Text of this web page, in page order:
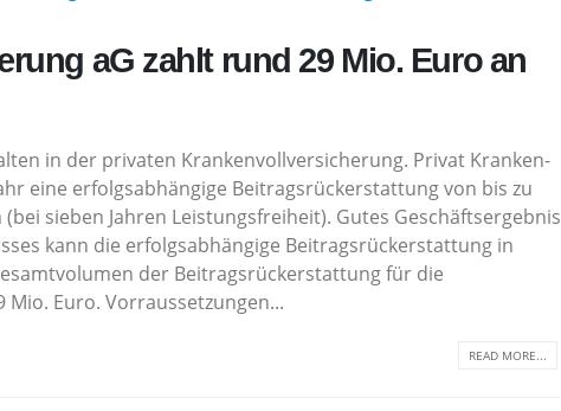
aG zahlt rund 29 Mio. Euro an
in der privaten Krankenvollversicherung. Privat Kranken-
eine erfolgsabhängige Beitragsrückerstattung von bis zu
sieben Jahren Leistungsfreiheit). Gutes Geschäftsergebnis
kann die erfolgsabhängige Beitragsrückerstattung in
der Beitragsrückerstattung für die
Euro. Vorraussetzungen...
READ MORE...